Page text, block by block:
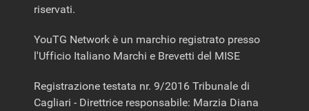
riservati.
YouTG Network è un marchio registrato presso
l'Ufficio Italiano Marchi e Brevetti del MISE
Registrazione testata nr. 9/2016 Tribunale di
Cagliari - Direttrice responsabile: Marzia Diana